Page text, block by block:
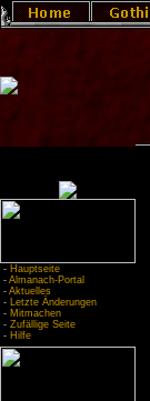
- Hauptseite
- Almanach-Portal
- Aktuelles
- Letzte Änderungen
- Mitmachen
- Zufällige Seite
- Hilfe